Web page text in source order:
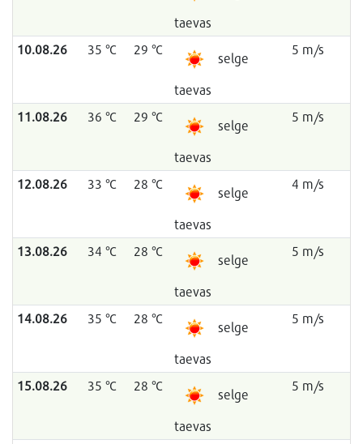
taevas
10.08.26 35 °C 29 °C
selge
taevas
5 m/s
11.08.26 36 °C 29 °C
selge
taevas
5 m/s
12.08.26 33 °C 28 °C
selge
taevas
4 m/s
13.08.26 34 °C 28 °C
selge
taevas
5 m/s
14.08.26 35 °C 28 °C
selge
taevas
5 m/s
15.08.26 35 °C 28 °C
selge
taevas
5 m/s